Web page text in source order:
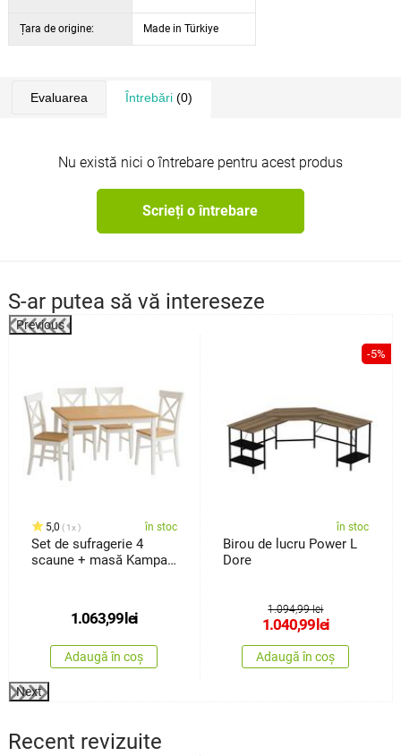
Țara de origine: Made in Türkiye
Evaluarea Întrebări(0)
Nu există nici o întrebare pentru acest produs
Scrieți o întrebare
S-ar putea să vă intereseze
Previous
5,0 1x în stoc
Set de sufragerie 4
scaune + masă Kampali,
1.063,99lei
Adaugă în coș
-5%
în stoc
Birou de lucru Power L
Dore
1.094,99 lei
1.040,99lei
Adaugă în coș
Next
Recent revizuite